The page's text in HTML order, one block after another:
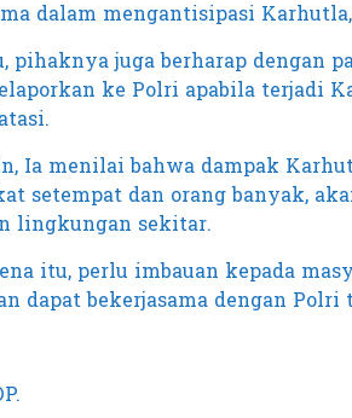
dalam mengantisipasi
pihaknya juga berharap dengan
ke Polri apabila terjadi
Ia menilai bahwa dampak
setempat dan orang banyak,
lingkungan sekitar.
itu, perlu imbauan kepada
dapat bekerjasama dengan